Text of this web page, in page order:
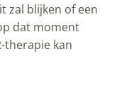
zal blijken of een
dat moment
therapie kan